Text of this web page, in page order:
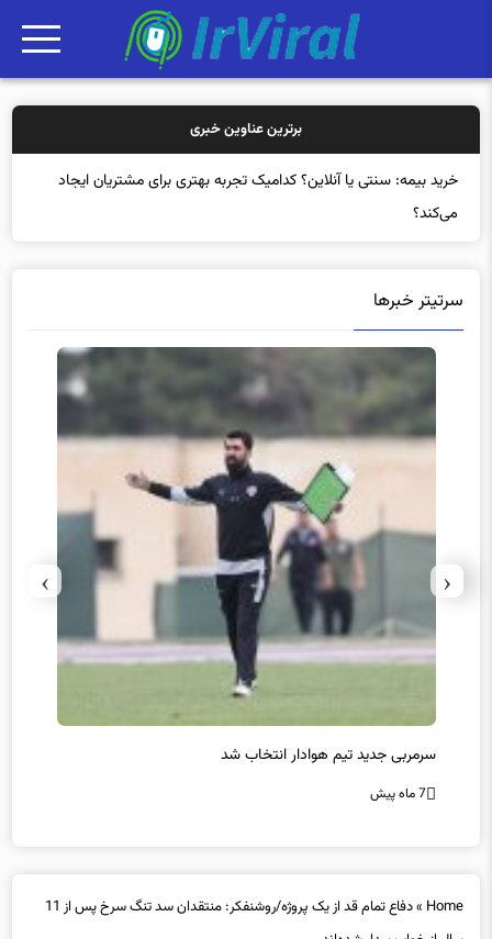
برترین عناوین خبری
خرید بی
سرمربی جدید تیم هوادار انتخاب شد
7 ماه پیش
سال از خواب بیدار شده‌‌اند